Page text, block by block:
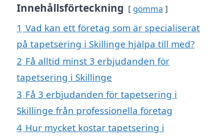
Innehållsförteckning gömma
1 Vad kan ett företag som är specialiserat
på tapetsering i Skillinge hjälpa till med?
2 Få alltid minst 3 erbjudanden för
tapetsering i Skillinge
3 Få 3 erbjudanden för tapetsering i
Skillinge från professionella företag
4 Hur mycket kostar tapetsering i